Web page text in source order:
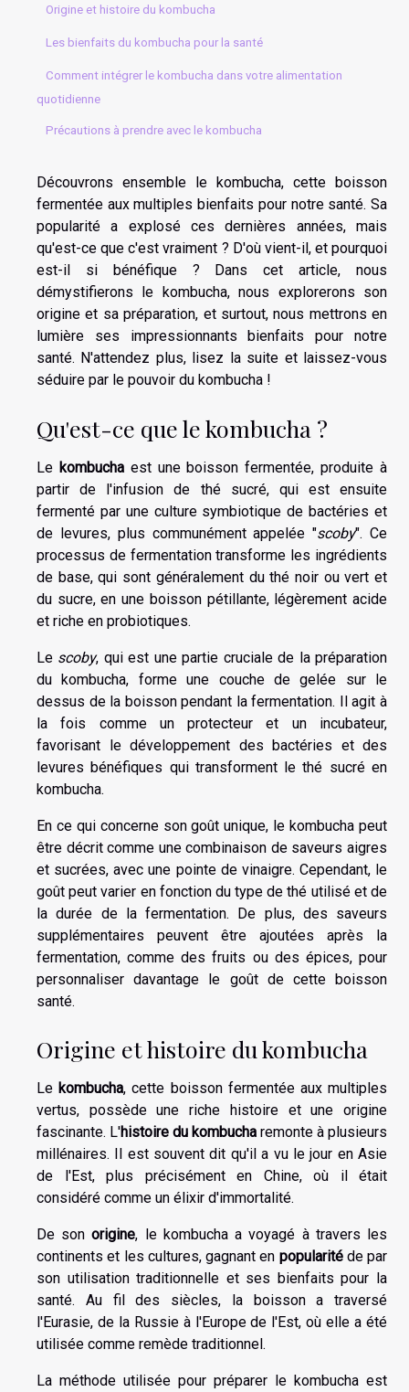
Origine et histoire du kombucha
Les bienfaits du kombucha pour la santé
Comment intégrer le kombucha dans votre alimentation
quotidienne
Précautions à prendre avec le kombucha
Découvrons ensemble le kombucha, cette boisson
fermentée aux multiples bienfaits pour notre santé. Sa
popularité a explosé ces dernières années, mais
qu'est-ce que c'est vraiment ? D'où vient-il, et pourquoi
est-il si bénéfique ? Dans cet article, nous
démystifierons le kombucha, nous explorerons son
origine et sa préparation, et surtout, nous mettrons en
lumière ses impressionnants bienfaits pour notre
santé. N'attendez plus, lisez la suite et laissez-vous
séduire par le pouvoir du kombucha !
Qu'est-ce que le kombucha ?
Le kombuchaest une boisson fermentée, produite à
partir de l'infusion de thé sucré, qui est ensuite
fermenté par une culture symbiotique de bactéries et
de levures, plus communément appelée "scoby". Ce
processus de fermentation transforme les ingrédients
de base, qui sont généralement du thé noir ou vert et
du sucre, en une boisson pétillante, légèrement acide
et riche en probiotiques.
Le scoby, qui est une partie cruciale de la préparation
du kombucha, forme une couche de gelée sur le
dessus de la boisson pendant la fermentation. Il agit à
la fois comme un protecteur et un incubateur,
favorisant le développement des bactéries et des
levures bénéfiques qui transforment le thé sucré en
kombucha.
En ce qui concerne son goût unique, le kombucha peut
être décrit comme une combinaison de saveurs aigres
et sucrées, avec une pointe de vinaigre. Cependant, le
goût peut varier en fonction du type de thé utilisé et de
la durée de la fermentation. De plus, des saveurs
supplémentaires peuvent être ajoutées après la
fermentation, comme des fruits ou des épices, pour
personnaliser davantage le goût de cette boisson
santé.
Origine et histoire du kombucha
Lekombucha, cette boisson fermentée aux multiples
vertus, possède une riche histoire et une origine
fascinante. L'histoire du kombucha remonte à plusieurs
millénaires. Il est souvent dit qu'il a vu le jour en Asie
de l'Est, plus précisément en Chine, où il était
considéré comme un élixir d'immortalité.
De sonorigine, le kombucha a voyagé à travers les
continents et les cultures, gagnant en popularitéde par
son utilisation traditionnelle et ses bienfaits pour la
santé. Au fil des siècles, la boisson a traversé
l'Eurasie, de la Russie à l'Europe de l'Est, où elle a été
utilisée comme remède traditionnel.
La méthode utilisée pour préparer le kombucha est